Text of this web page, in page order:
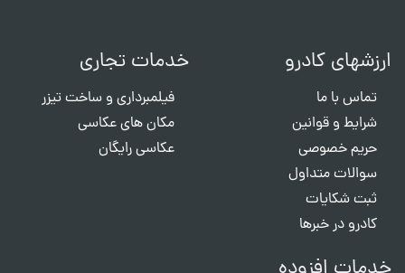
ارزشهای کادرو
تماس با ما
شرایط و قوانین
حریم خصوصی
سوالات متداول
ثبت شکایات
کادرو در خبرها
خدمات تجاری
فیلمبرداری و ساخت تیزر
مکان های عکاسی
عکاسی رایگان